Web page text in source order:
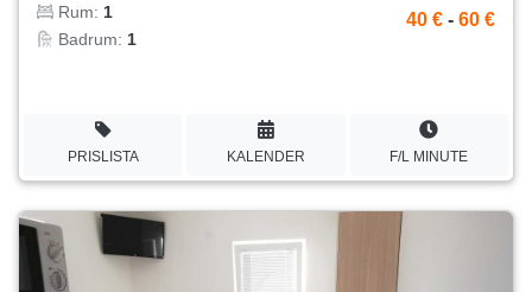
Rum: 1
Badrum: 1
40 € - 60 €
PRISLISTA KALENDER F/L MINUTE